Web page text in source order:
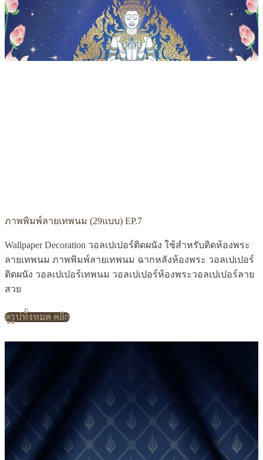
ภาพพิมพ์ลายเทพนม (29แบบ) EP.7
Wallpaper Decoration วอลเปเปอร์ติดผนัง ใช้สำหรับติดห้องพระ
ลายเทพนม ภาพพิมพ์ลายเทพนม ฉากหลังห้องพระ วอลเปเปอร์
ติดผนัง วอลเปเปอร์เทพนม วอลเปเปอร์ห้องพระวอลเปเปอร์ลาย
สวย
ดูรูปทั้งหมด คลิก